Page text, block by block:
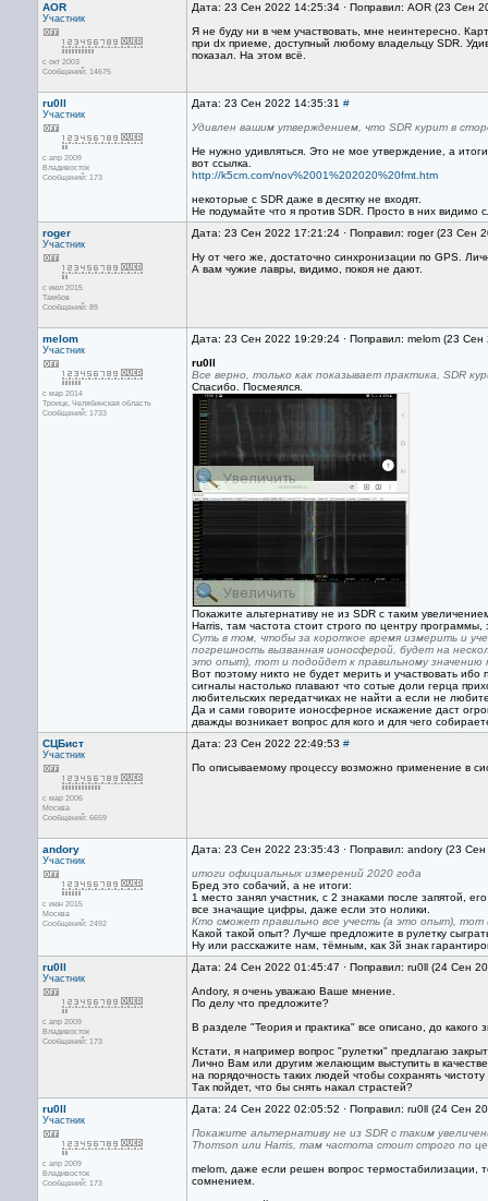
AOR
Участник
с окт 2003
Сообщений: 14675
Дата: 23 Сен 2022 14:25:34 · Поправил: AOR (23 Сен
Я не буду ни в чем участвовать, мне неинтересно.
при dx приеме, доступный любому владельцу SDR.
показал. На этом всё.
ru0ll
Участник
с апр 2009
Владивосток
Сообщений: 173
Дата: 23 Сен 2022 14:35:31 #
Удивлен вашим утверждением, что SDR курит в
Не нужно удивляться. Это не мое утверждение, а
вот ссылка.
http://k5cm.com/nov%2001%202020%20fmt.htm
некоторые с SDR даже в десятку не входят.
Не подумайте что я против SDR. Просто в них видимо
roger
Участник
с июл 2015
Тамбов
Сообщений: 89
Дата: 23 Сен 2022 17:21:24 · Поправил: roger (23 Сен
Ну от чего же, достаточно синхронизации по GPS.
А вам чужие лавры, видимо, покоя не дают.
melom
Участник
с мар 2014
Троицк, Челябинская область
Сообщений: 1733
Дата: 23 Сен 2022 19:29:24 · Поправил: melom (23
ru0ll
Все верно, только как показывает практика, SDR
Спасибо. Посмеялся.
Покажите альтернативу не из SDR с таким
Harris, там частота стоит строго по центру
Суть в том, чтобы за короткое время измерить и
погрешность вызванная ионосферой, будет на
это опыт), тот и подойдет к правильному значению
Вот поэтому никто не будет мерить и участвовать
сигналы настолько плавают что сотые доли герца
любительских передатчиках не найти а если не
Да и сами говорите ионосферное искажение даст
дважды возникает вопрос для кого и для чего
СЦБист
Участник
с мар 2006
Москва
Сообщений: 6659
Дата: 23 Сен 2022 22:49:53 #
По описываемому процессу возможно применение в
andory
Участник
с июн 2015
Москва
Сообщений: 2492
Дата: 23 Сен 2022 23:35:43 · Поправил: andory (23
итоги официальных измерений 2020 года
Бред это собачий, а не итоги:
1 место занял участник, с 2 знаками после запятой,
все значащие цифры, даже если это нолики.
Кто сможет правильно все учесть (а это опыт), тот
Какой такой опыт? Лучше предложите в рулетку
Ну или расскажите нам, тёмным, как 3й знак
ru0ll
Участник
с апр 2009
Владивосток
Сообщений: 173
Дата: 24 Сен 2022 01:45:47 · Поправил: ru0ll (24 Сен
Andory, я очень уважаю Ваше мнение.
По делу что предложите?
В разделе "Теория и практика" все описано, до какого
Кстати, я например вопрос "рулетки" предлагаю
Лично Вам или другим желающим выступить в
на порядочность таких людей чтобы сохранять
Так пойдет, что бы снять накал страстей?
ru0ll
Участник
с апр 2009
Владивосток
Сообщений: 173
Дата: 24 Сен 2022 02:05:52 · Поправил: ru0ll (24 Сен
Покажите альтернативу не из SDR с таким
Thomson или Harris, там частота стоит строго по
melom, даже если решен вопрос термостабилизации,
сомнением.